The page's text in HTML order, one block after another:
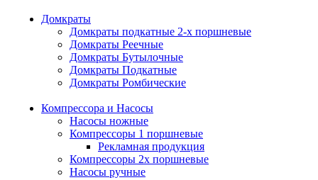
Домкраты
Домкраты подкатные 2-х поршневые
Домкраты Реечные
Домкраты Бутылочные
Домкраты Подкатные
Домкраты Ромбические
Компрессора и Насосы
Насосы ножные
Компрессоры 1 поршневые
Рекламная продукция
Компрессоры 2х поршневые
Насосы ручные